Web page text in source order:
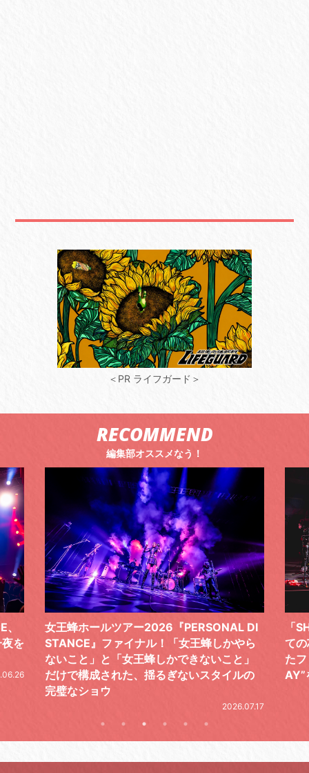
＜PR ライフガード＞
RECOMMEND
編集部オススメなう！
ら
の
「SHISHAMOでした!!!」ロックバンドとし
ての芯を貫き通し、笑顔と感謝で泳ぎ切っ
たファイナルライブ、DAY2“GOODBYE D
AY”をレポート
気
レ